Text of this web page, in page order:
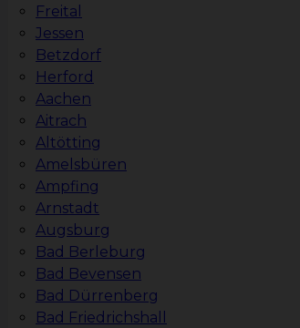
Freital
Jessen
Betzdorf
Herford
Aachen
Aitrach
Altötting
Amelsbüren
Ampfing
Arnstadt
Augsburg
Bad Berleburg
Bad Bevensen
Bad Dürrenberg
Bad Friedrichshall